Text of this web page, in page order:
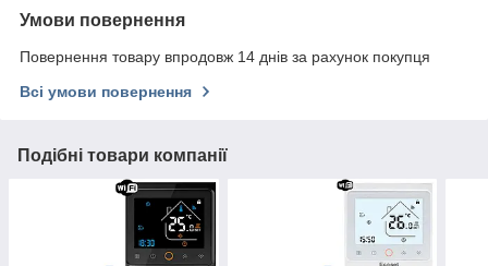
Умови повернення
Повернення товару впродовж 14 днів за рахунок покупця
Всі умови повернення
Подібні товари компанії